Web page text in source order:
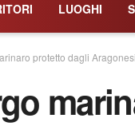
LUOGHI
protetto dagli Aragonesi